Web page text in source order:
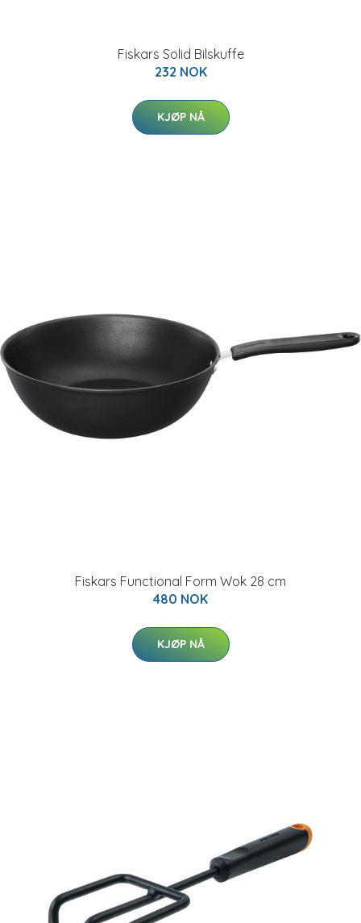
Fiskars Solid Bilskuffe
232 NOK
KJØP NÅ
Fiskars Functional Form Wok 28 cm
480 NOK
KJØP NÅ